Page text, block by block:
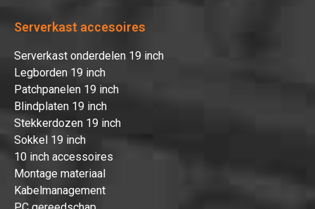
Serverkast accesoires
Serverkast onderdelen 19 inch
Legborden 19 inch
Patchpanelen 19 inch
Blindplaten 19 inch
Stekkerdozen 19 inch
Sokkel 19 inch
10 inch accessoires
Montage materiaal
Kabelmanagement